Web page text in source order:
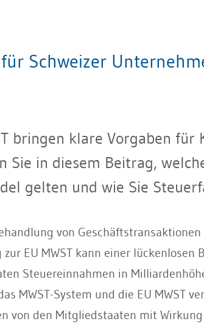
Schweizer
bringen klare Vorgaben
Sie in diesem Beitrag,
gelten und wie Sie
von
EU MWST kann einer
Steuereinnahmen in
MWST-System und die EU MWST
von den Mitgliedstaaten mit